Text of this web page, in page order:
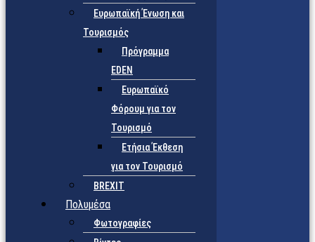
Ευρωπαϊκή Ένωση και
Τουρισμός
Πρόγραμμα
EDEN
Ευρωπαϊκό
Φόρουμ για τον
Τουρισμό
Ετήσια Έκθεση
για τον Τουρισμό
BREXIT
Πολυμέσα
Φωτογραφίες